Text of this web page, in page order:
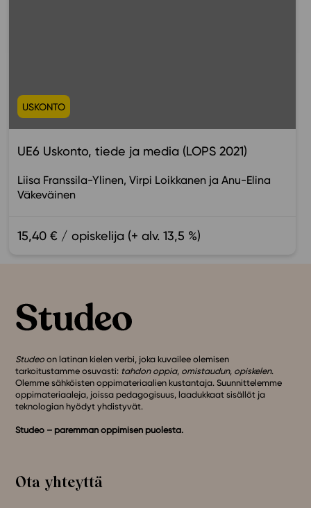
USKONTO
UE6 Uskonto, tiede ja media (LOPS 2021)
Liisa Franssila-Ylinen Virpi Loikkanen
Anu-Elina
Väkeväinen
15,40 € / opiskelija (+ alv. 13,5 %)
Studeo on latinan kielen verbi, joka kuvailee olemisen
tarkoitustamme osuvasti: tahdon oppia, omistaudun, opiskelen.
Olemme sähköisten oppimateriaalien kustantaja. Suunnittelemme
oppimateriaaleja, joissa pedagogisuus, laadukkaat sisällöt ja
teknologian hyödyt yhdistyvät.
Studeo – paremman oppimisen puolesta.
Ota yhteyttä